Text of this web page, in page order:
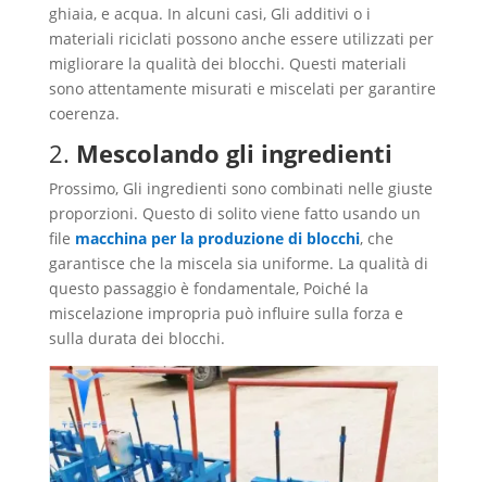
ghiaia, e acqua. In alcuni casi, Gli additivi o i
materiali riciclati possono anche essere utilizzati per
migliorare la qualità dei blocchi. Questi materiali
sono attentamente misurati e miscelati per garantire
coerenza.
2. Mescolando gli ingredienti
Prossimo, Gli ingredienti sono combinati nelle giuste
proporzioni. Questo di solito viene fatto usando un
file macchina per la produzione di blocchi, che
garantisce che la miscela sia uniforme. La qualità di
questo passaggio è fondamentale, Poiché la
miscelazione impropria può influire sulla forza e
sulla durata dei blocchi.